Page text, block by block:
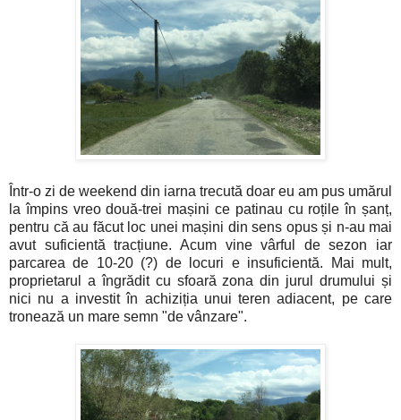
Într-o zi de weekend din iarna trecută doar eu am pus umărul
la împins vreo două-trei mașini ce patinau cu roțile în șanț,
pentru că au făcut loc unei mașini din sens opus și n-au mai
avut suficientă tracțiune. Acum vine vârful de sezon iar
parcarea de 10-20 (?) de locuri e insuficientă. Mai mult,
proprietarul a îngrădit cu sfoară zona din jurul drumului și
nici nu a investit în achiziția unui teren adiacent, pe care
tronează un mare semn "de vânzare".